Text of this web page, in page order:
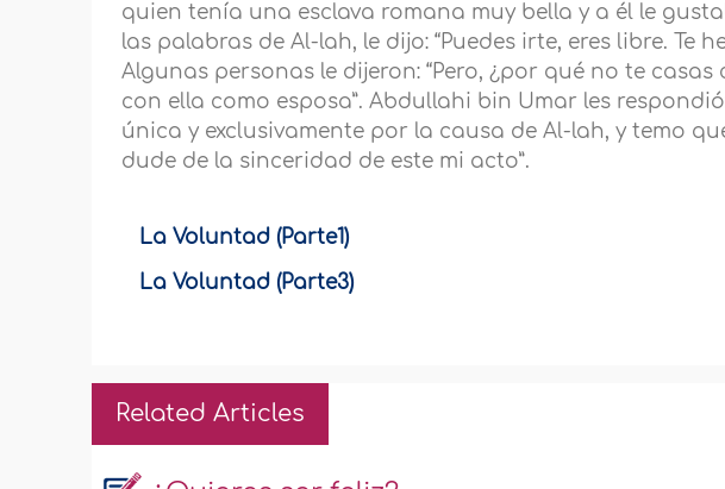
quien tenía una esclava romana muy bella y a él le
las palabras de Al-lah, le dijo: “Puedes irte, eres libre. Te
Algunas personas le dijeron: “Pero, ¿por qué no te
con ella como esposa”. Abdullahi bin Umar les
única y exclusivamente por la causa de Al-lah, y temo
dude de la sinceridad de este mi acto”.
La Voluntad (Parte1)
La Voluntad (Parte3)
Related Articles